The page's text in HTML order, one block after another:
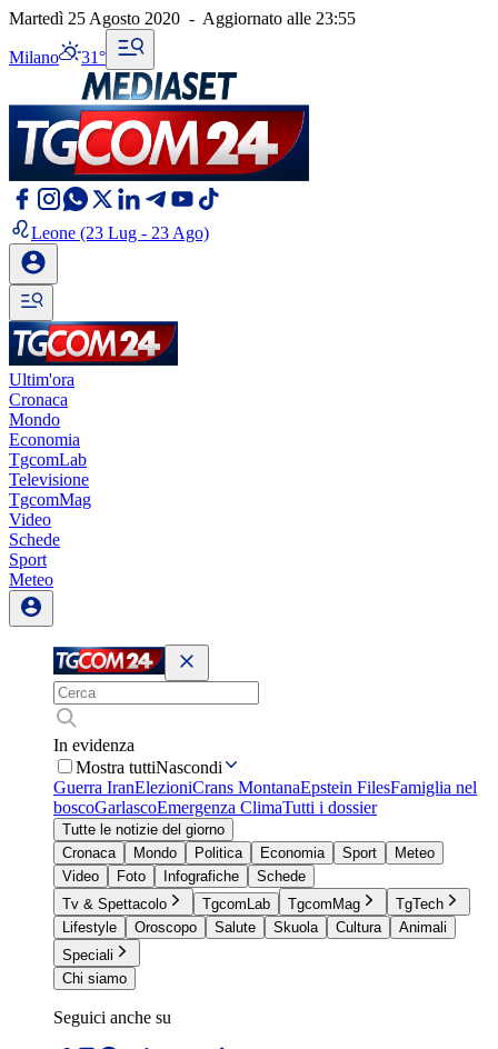
Martedì 25 Agosto 2020 - Aggiornato alle 23:55
Milano 31°
Leone (23 Lug - 23 Ago)
Ultim'ora
Cronaca
Mondo
Economia
TgcomLab
Televisione
TgcomMag
Video
Schede
Sport
Meteo
In evidenza
Mostra tuttiNascondi
Guerra IranElezioniCrans MontanaEpstein FilesFamiglia nel
boscoGarlascoEmergenza ClimaTutti i dossier
Tutte le notizie del giorno
Cronaca
Mondo Politica Economia Sport
Meteo
Video
Foto Infografiche
Schede
Tv & Spettacolo
TgcomLab TgcomMag
TgTech
Lifestyle
Oroscopo Salute Skuola Cultura
Animali
Speciali
Chi siamo
Seguici anche su